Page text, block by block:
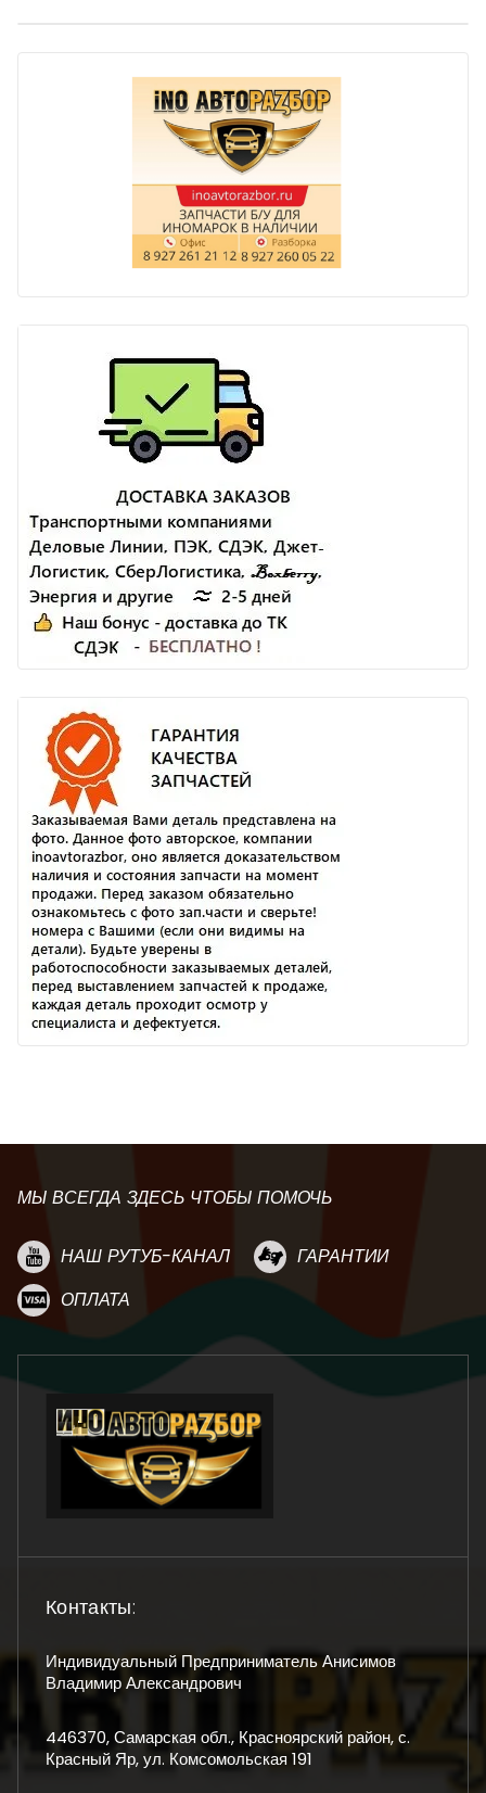
МЫ ВСЕГДА ЗДЕСЬ ЧТОБЫ ПОМОЧЬ
НАШ РУТУБ-КАНАЛ
ГАРАНТИИ
ОПЛАТА
Контакты:
Индивидуальный Предприниматель Анисимов
Владимир Александрович
446370, Самарская обл., Красноярский район, с.
Красный Яр, ул. Комсомольская 191